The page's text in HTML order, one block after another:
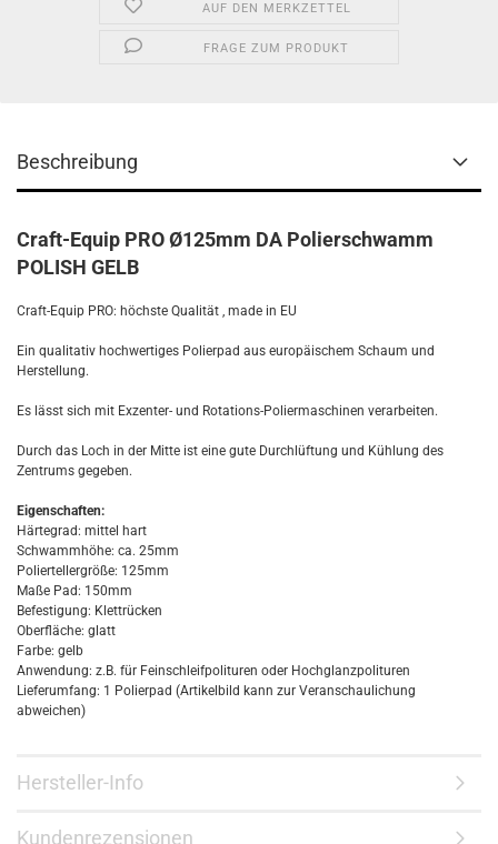
AUF DEN MERKZETTEL
FRAGE ZUM PRODUKT
Beschreibung
Craft-Equip PRO Ø125mm DA Polierschwamm
POLISH GELB
Craft-Equip PRO: höchste Qualität , made in EU
Ein qualitativ hochwertiges Polierpad aus europäischem Schaum und
Herstellung.
Es lässt sich mit Exzenter- und Rotations-Poliermaschinen verarbeiten.
Durch das Loch in der Mitte ist eine gute Durchlüftung und Kühlung des
Zentrums gegeben.
Eigenschaften:
Härtegrad: mittel hart
Schwammhöhe: ca. 25mm
Poliertellergröße: 125mm
Maße Pad: 150mm
Befestigung: Klettrücken
Oberfläche: glatt
Farbe: gelb
Anwendung: z.B. für Feinschleifpolituren oder Hochglanzpolituren
Lieferumfang: 1 Polierpad (Artikelbild kann zur Veranschaulichung
abweichen)
Hersteller-Info
Kundenrezensionen